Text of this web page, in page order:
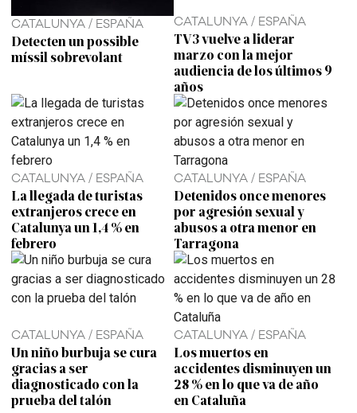
CATALUNYA / ESPAÑA
Detecten un possible
míssil sobrevolant
CATALUNYA / ESPAÑA
TV3 vuelve a liderar
marzo con la mejor
audiencia de los últimos 9
años
CATALUNYA / ESPAÑA
La llegada de turistas
extranjeros crece en
Catalunya un 1,4 % en
febrero
CATALUNYA / ESPAÑA
Detenidos once menores
por agresión sexual y
abusos a otra menor en
Tarragona
CATALUNYA / ESPAÑA
Un niño burbuja se cura
gracias a ser
diagnosticado con la
prueba del talón
CATALUNYA / ESPAÑA
Los muertos en
accidentes disminuyen un
28 % en lo que va de año
en Cataluña